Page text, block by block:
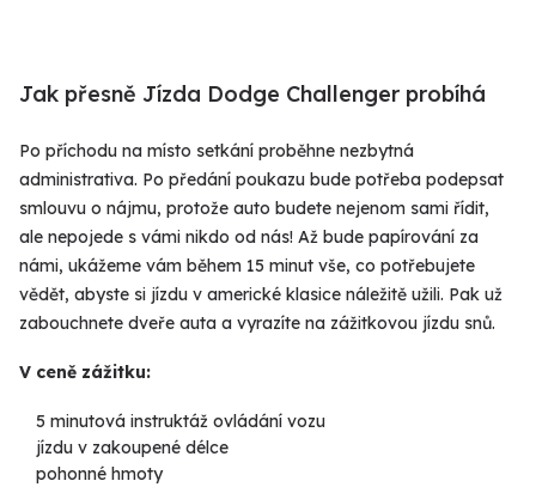
Jak přesně Jízda Dodge Challenger probíhá
Po příchodu na místo setkání proběhne nezbytná
administrativa. Po předání poukazu bude potřeba podepsat
smlouvu o nájmu, protože auto budete nejenom sami řídit,
ale nepojede s vámi nikdo od nás! Až bude papírování za
námi, ukážeme vám během 15 minut vše, co potřebujete
vědět, abyste si jízdu v americké klasice náležitě užili. Pak už
zabouchnete dveře auta a vyrazíte na zážitkovou jízdu snů.
V ceně zážitku:
5 minutová instruktáž ovládání vozu
jízdu v zakoupené délce
pohonné hmoty